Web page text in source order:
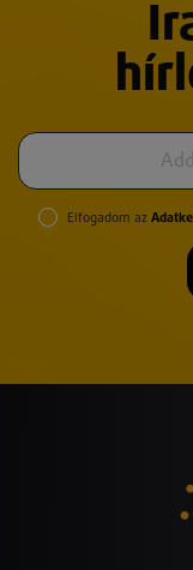
Elfogadom az